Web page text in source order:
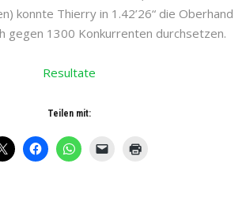
konnte Thierry in 1.42’26“ die Oberhand
gegen 1300 Konkurrenten durchsetzen.
Resultate
Teilen mit: